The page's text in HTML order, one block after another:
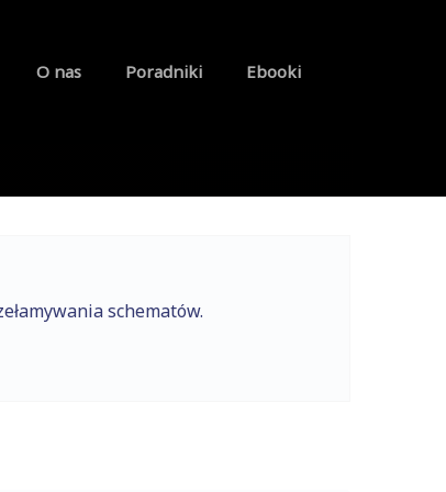
O nas Poradniki Ebooki
schematów.